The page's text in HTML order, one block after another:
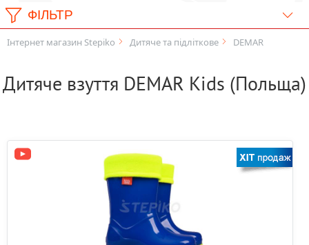
ФІЛЬТР
Інтернет магазин Stepiko Дитяче та підліткове DEMAR
Дитяче взуття DEMAR Kids (Польща)